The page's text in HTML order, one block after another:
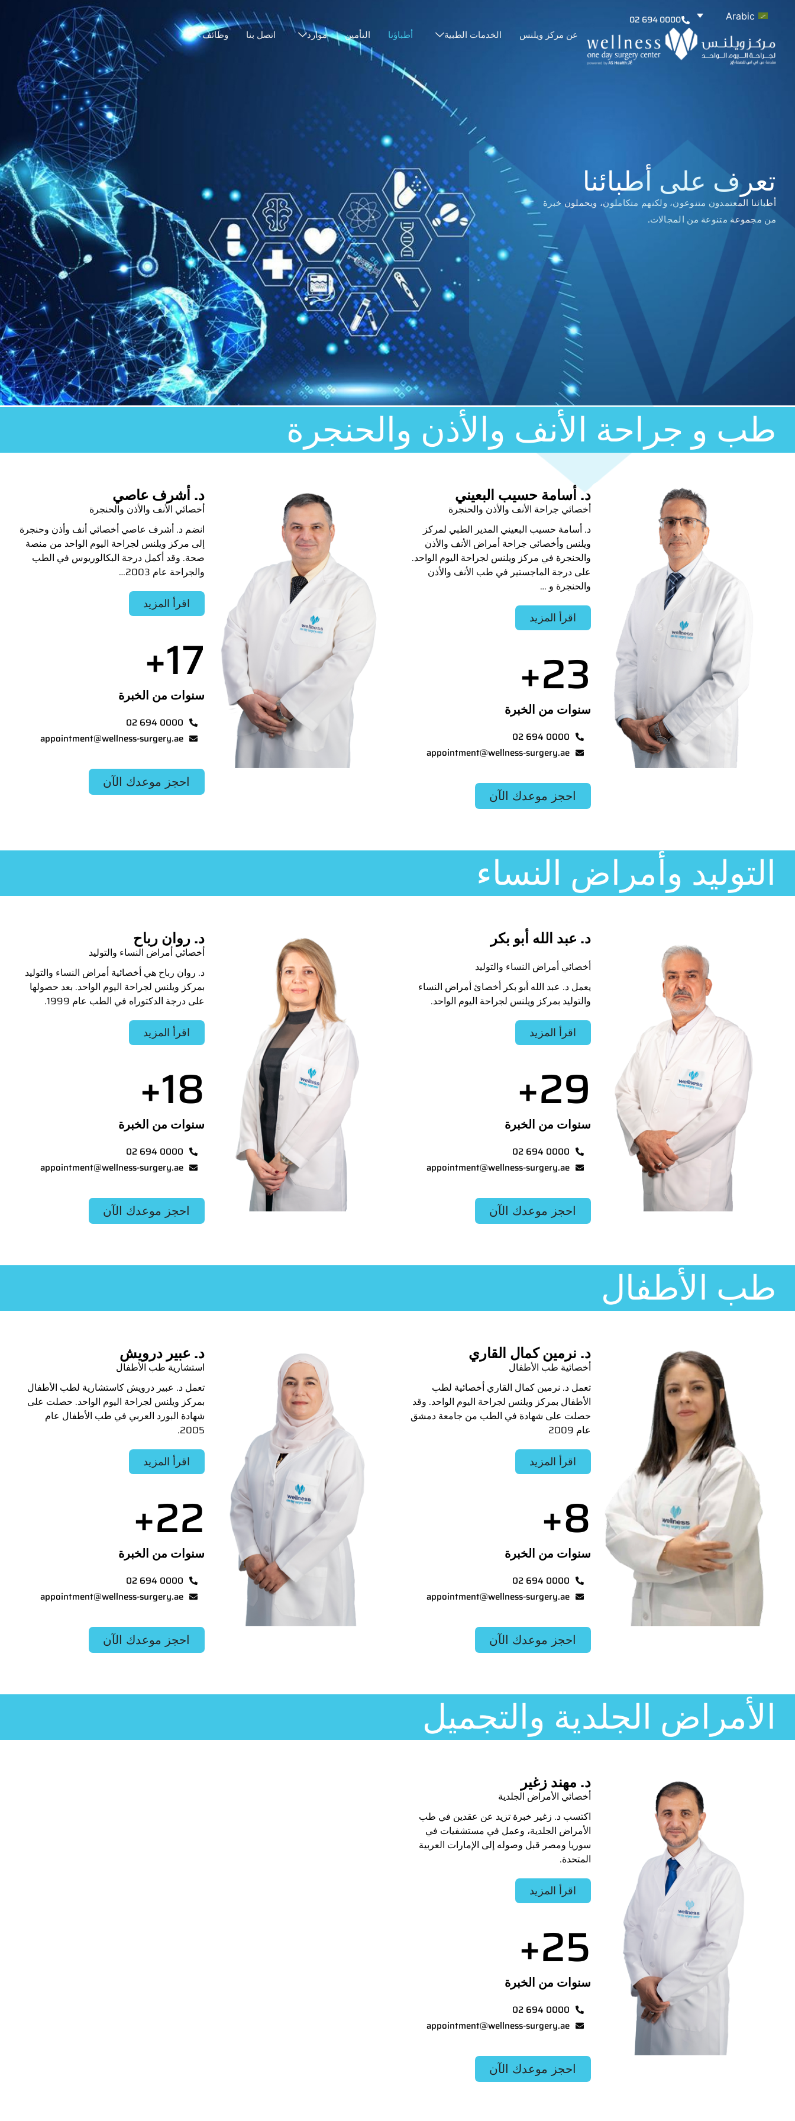
Arabic
02 694 0000
عن مركز ويلنس الخدمات الطبية أطباؤنا التأمين موارد اتصل بنا وظائف
تعرف على أطبائنا
أطبائنا المعتمدون متنوعون، ولكنهم متكاملون، ويحملون خبرة
من مجموعة متنوعة من المجالات.
طب و جراحة الأنف والأذن والحنجرة
د. أسامة حسيب البعيني
أخصائي جراحة الأنف والأذن والحنجرة
د. أسامة حسيب البعيني المدير الطبي لمركز
ويلنس وأخصائي جراحة أمراض الأنف والأذن
والحنجرة في مركز ويلنس لجراحة اليوم الواحد.
على درجة الماجستير في طب الأنف والأذن
والحنجرة و …
اقرأ المزيد
سنوات من الخبرة
23
+
02 694 0000
appointment@wellness-surgery.ae
احجز موعدك الآن
د. أشرف عاصي
أخصائي الأنف والأذن والحنجرة
انضم د. أشرف عاصي أخصائي أنف وأذن وحنجرة
إلى مركز ويلنس لجراحة اليوم الواحد من منصة
صحة. وقد أكمل درجة البكالوريوس في الطب
والجراحة عام 2003…
اقرأ المزيد
سنوات من الخبرة
17
+
02 694 0000
appointment@wellness-surgery.ae
احجز موعدك الآن
التوليد وأمراض النساء
د. عبد الله أبو بكر
أخصائي أمراض النساء والتوليد
يعمل د. عبد الله أبو بكر أخصائ أمراض النساء
والتوليد بمركز ويلنس لجراحة اليوم الواحد.
اقرأ المزيد
سنوات من الخبرة
29
+
02 694 0000
appointment@wellness-surgery.ae
احجز موعدك الآن
د. روان رباح
أخصائي أمراض النساء والتوليد
د. روان رباح هي أخصائية أمراض النساء والتوليد
بمركز ويلنس لجراحة اليوم الواحد. بعد حصولها
على درجة الدكتوراه في الطب عام 1999.
اقرأ المزيد
سنوات من الخبرة
18
+
02 694 0000
appointment@wellness-surgery.ae
احجز موعدك الآن
طب الأطفال
د. نرمين كمال القاري
أخصائية طب الأطفال
تعمل د. نرمين كمال القاري أخصائية لطب
الأطفال بمركز ويلنس لجراحة اليوم الواحد. وقد
حصلت على شهادة في الطب من جامعة دمشق
عام 2009
اقرأ المزيد
سنوات من الخبرة
8
+
02 694 0000
appointment@wellness-surgery.ae
احجز موعدك الآن
د. عبير درويش
استشارية طب الأطفال
تعمل د. عبير درويش كاستشارية لطب الأطفال
بمركز ويلنس لجراحة اليوم الواحد. حصلت على
شهادة البورد العربي في طب الأطفال عام
2005.
اقرأ المزيد
سنوات من الخبرة
22
+
02 694 0000
appointment@wellness-surgery.ae
احجز موعدك الآن
الأمراض الجلدية والتجميل
د. مهند زغير‎
أخصائي الأمراض الجلدية
اكتسب د. زغير خبرة تزيد عن عقدين في طب
الأمراض الجلدية، وعمل في مستشفيات في
سوريا ومصر قبل وصوله إلى الإمارات العربية
المتحدة.
اقرأ المزيد
سنوات من الخبرة
25
+
02 694 0000
appointment@wellness-surgery.ae
احجز موعدك الآن